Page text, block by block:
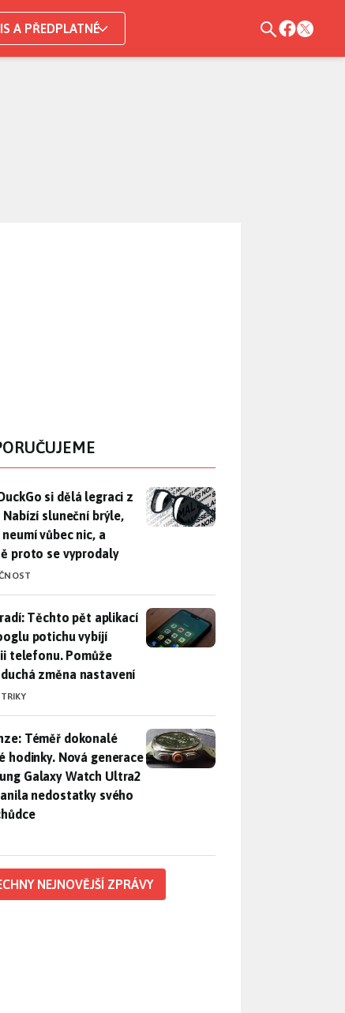
A PŘEDPLATNÉ
si dělá legraci z Mety. Nabízí sluneční brýle, které
si dělá legraci z
Nabízí sluneční brýle,
vůbec nic, a
proto se vyprodaly
Těchto pět aplikací od Googlu potichu vybíjí baterii
Těchto pět aplikací
potichu vybíjí
telefonu. Pomůže
změna nastavení
Téměř dokonalé chytré hodinky. Nová generace
Téměř dokonalé
hodinky. Nová generace
Galaxy Watch Ultra2
nedostatky svého
NEJNOVĚJŠÍ ZPRÁVY